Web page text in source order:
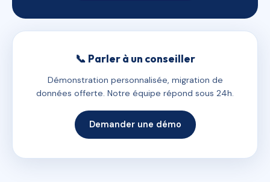
📞 Parler à un conseiller
Démonstration personnalisée, migration de
données offerte. Notre équipe répond sous 24h.
Demander une démo